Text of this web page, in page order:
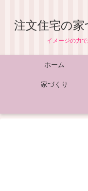
注文住宅の
イメージの力
ホーム
家づくり